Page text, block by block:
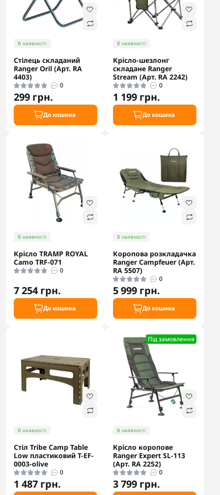
В наявності
Стілець складаний
Ranger Oril (Арт. RA
4403)
0
299 грн.
До кошика
В наявності
Крісло-шезлонг
складане Ranger
Stream (Арт. RA 2242)
0
1 199 грн.
До кошика
В наявності
Крісло TRAMP ROYAL
Camo TRF-071
0
7 254 грн.
До кошика
В наявності
Коропова розкладачка
Ranger Campfeuer (Арт.
RA 5507)
0
5 999 грн.
До кошика
В наявності
Стіл Tribe Camp Table
Low пластиковий T-EF-
0003-olive
0
1 487 грн.
Під замовлення
В наявності
Крісло коропове
Ranger Expert SL-113
(Арт. RA 2252)
0
3 799 грн.